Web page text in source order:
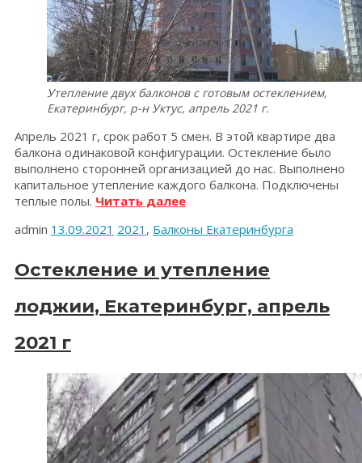
Утепление двух балконов с готовым остеклением,
Екатеринбург, р-н Уктус, апрель 2021 г.
Апрель 2021 г, срок работ 5 смен. В этой квартире два
балкона одинаковой конфигурации. Остекление было
выполнено сторонней организацией до нас. Выполнено
капитальное утепление каждого балкона. Подключены
теплые полы. Читать далее«Утепление
балконов.
р-
н
Уктус,
апрель
admin 13.09.2021 2021 , Балконы Екатеринбурга
Остекление и утепление
лоджии, Екатеринбург, апрель
2021 г